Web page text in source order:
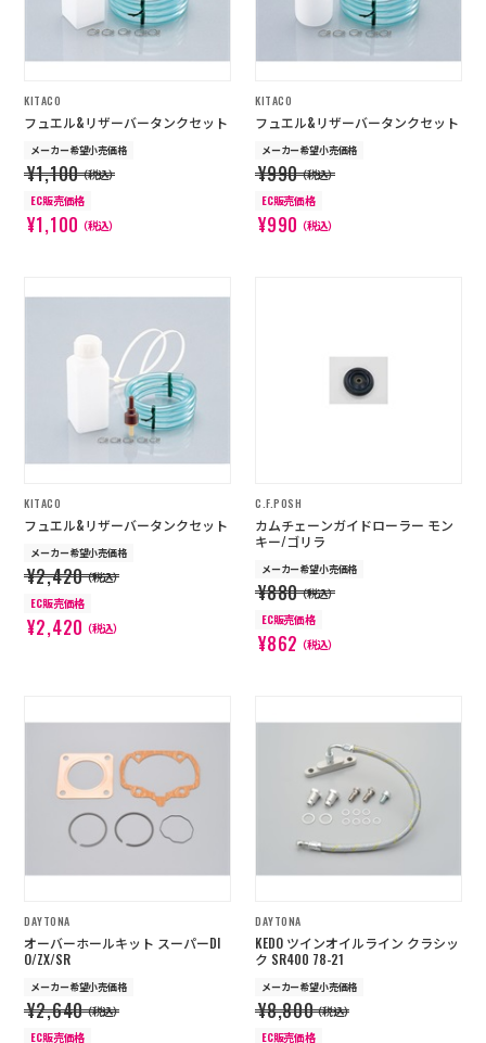
KITACO
フュエル&リザーバータンクセット
メーカー希望小売価格
¥1,100（税込）
EC販売価格
¥1,100（税込）
KITACO
フュエル&リザーバータンクセット
メーカー希望小売価格
¥990（税込）
EC販売価格
¥990（税込）
KITACO
フュエル&リザーバータンクセット
メーカー希望小売価格
¥2,420（税込）
EC販売価格
¥2,420（税込）
C.F.POSH
カムチェーンガイドローラー モン
キー/ゴリラ
メーカー希望小売価格
¥880（税込）
EC販売価格
¥862（税込）
DAYTONA
オーバーホールキット スーパーDI
O/ZX/SR
メーカー希望小売価格
¥2,640（税込）
EC販売価格
DAYTONA
KEDO ツインオイルライン クラシッ
ク SR400 78-21
メーカー希望小売価格
¥8,800（税込）
EC販売価格